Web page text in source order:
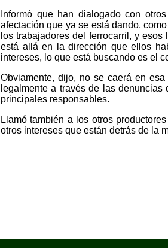
Informó que han dialogado con
afectación que ya se está dando,
los trabajadores del ferrocarril, y
está allá en la dirección que ellos
intereses, lo que está buscando es el
Obviamente, dijo, no se caerá en
legalmente a través de las
principales responsables.
Llamó también a los otros
otros intereses que están detrás de la